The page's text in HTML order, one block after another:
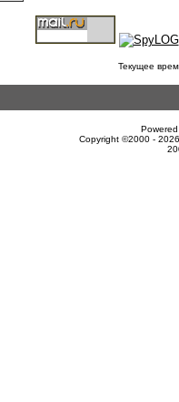
Текущее
Copyright ©2000 -